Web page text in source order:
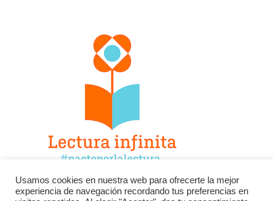
Usamos cookies en nuestra web para ofrecerte la mejor
experiencia de navegación recordando tus preferencias en